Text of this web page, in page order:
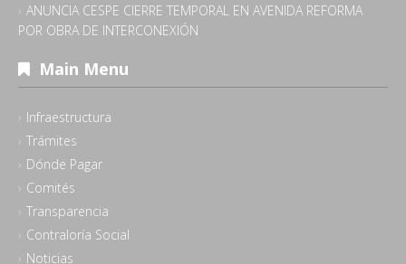
ANUNCIA CESPE CIERRE TEMPORAL EN AVENIDA REFORMA
POR OBRA DE INTERCONEXIÓN
Main Menu
Infraestructura
Trámites
Dónde Pagar
Comités
Transparencia
Contraloría Social
Noticias